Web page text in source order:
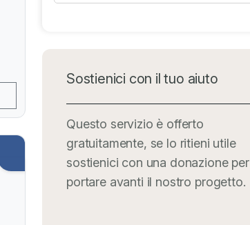
Sostienici con il tuo aiuto
Questo servizio è offerto
gratuitamente, se lo ritieni utile
sostienici con una donazione per
portare avanti il nostro progetto.